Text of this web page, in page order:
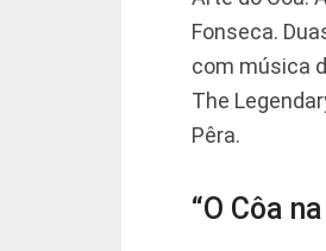
Fonseca.
com música
The
Pêra.
“O Côa